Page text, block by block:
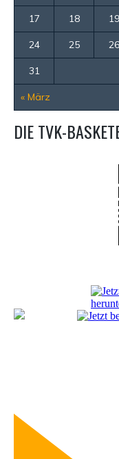
« März
17 18 19
24 25 26
31
DIE TVK-